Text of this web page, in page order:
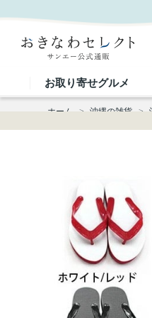
お取り寄せグルメ
ホーム > 沖縄の雑貨 >